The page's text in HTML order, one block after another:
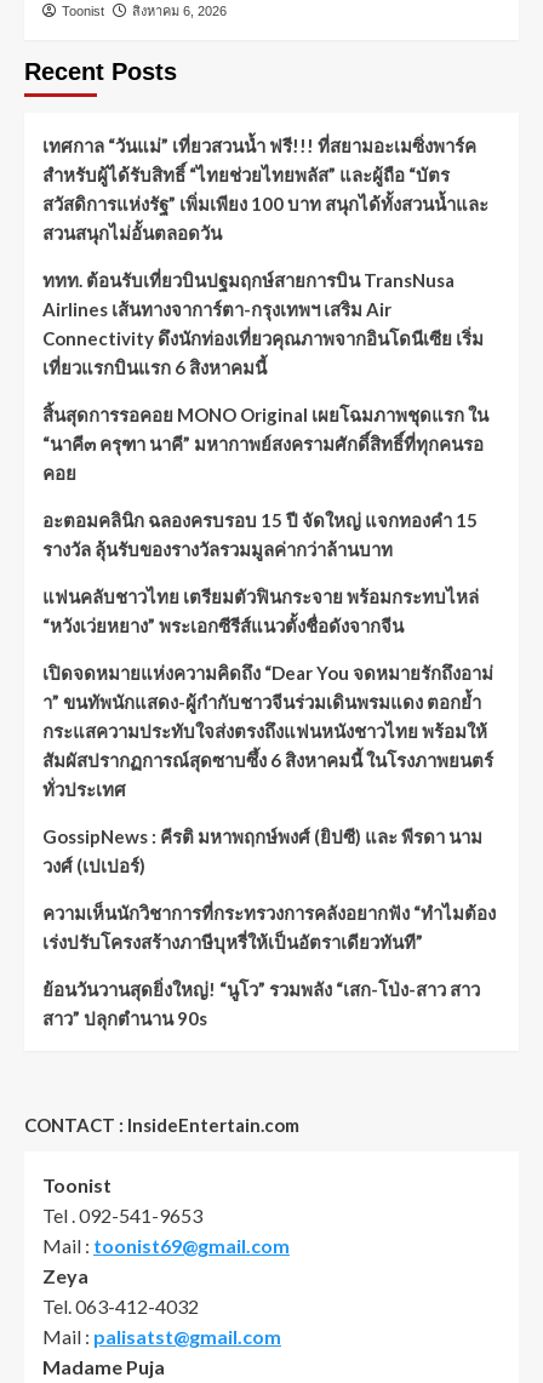
Toonist สิงหาคม 6, 2026
Recent Posts
เทศกาล “วันแม่” เที่ยวสวนน้ำ ฟรี!!! ที่สยามอะเมซิ่งพาร์ค
สำหรับผู้ได้รับสิทธิ์ “ไทยช่วยไทยพลัส” และผู้ถือ “บัตร
สวัสดิการแห่งรัฐ” เพิ่มเพียง 100 บาท สนุกได้ทั้งสวนน้ำและ
สวนสนุกไม่อั้นตลอดวัน
ททท. ต้อนรับเที่ยวบินปฐมฤกษ์สายการบิน TransNusa
Airlines เส้นทางจาการ์ตา-กรุงเทพฯ เสริม Air
Connectivity ดึงนักท่องเที่ยวคุณภาพจากอินโดนีเซีย เริ่ม
เที่ยวแรกบินแรก 6 สิงหาคมนี้
สิ้นสุดการรอคอย MONO Original เผยโฉมภาพชุดแรก ใน
“นาคี๓ ครุฑา นาคี” มหากาพย์สงครามศักดิ์สิทธิ์ที่ทุกคนรอ
คอย
อะตอมคลินิก ฉลองครบรอบ 15 ปี จัดใหญ่ แจกทองคำ 15
รางวัล ลุ้นรับของรางวัลรวมมูลค่ากว่าล้านบาท
แฟนคลับชาวไทย เตรียมตัวฟินกระจาย พร้อมกระทบไหล่
“หวังเว่ยหยาง” พระเอกซีรีส์แนวตั้งชื่อดังจากจีน
เปิดจดหมายแห่งความคิดถึง “Dear You จดหมายรักถึงอาม่
า” ขนทัพนักแสดง-ผู้กำกับชาวจีนร่วมเดินพรมแดง ตอกย้ำ
กระแสความประทับใจส่งตรงถึงแฟนหนังชาวไทย พร้อมให้
สัมผัสปรากฏการณ์สุดซาบซึ้ง 6 สิงหาคมนี้ ในโรงภาพยนตร์
ทั่วประเทศ
GossipNews : คีรติ มหาพฤกษ์พงศ์ (ยิปซี) และ พีรดา นาม
วงศ์ (เปเปอร์)
ความเห็นนักวิชาการที่กระทรวงการคลังอยากฟัง “ทำไมต้อง
เร่งปรับโครงสร้างภาษีบุหรี่ให้เป็นอัตราเดียวทันที”
ย้อนวันวานสุดยิ่งใหญ่! “นูโว” รวมพลัง “เสก-โป่ง-สาว สาว
สาว” ปลุกตำนาน 90s
CONTACT : InsideEntertain.com
Toonist
Tel . 092-541-9653
Mail : toonist69@gmail.com
Zeya
Tel. 063-412-4032
Mail : palisatst@gmail.com
Madame Puja